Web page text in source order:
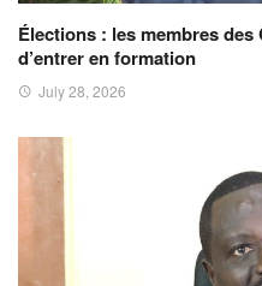
Élections : les membres
d’entrer en formation
July 28, 2026